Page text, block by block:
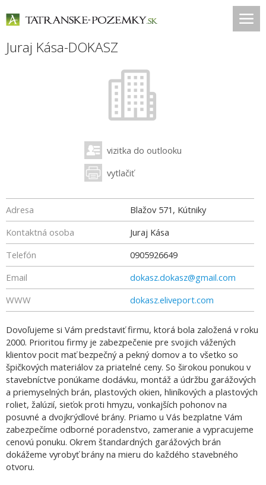
Juraj Kása-DOKASZ
vizitka do outlooku
vytlačiť
Adresa
Blažov 571, Kútniky
Kontaktná osoba
Juraj Kása
Telefón
0905926649
Email
dokasz.dokasz@gmail.com
WWW
dokasz.eliveport.com
Dovoľujeme si Vám predstaviť firmu, ktorá bola založená v roku
2000. Prioritou firmy je zabezpečenie pre svojich vážených
klientov pocit mať bezpečný a pekný domov a to všetko so
špičkových materiálov za priatelné ceny. So širokou ponukou v
stavebníctve ponúkame dodávku, montáž a údržbu garážových
a priemyselných brán, plastových okien, hliníkových a plastových
roliet, žalúzií, sieťok proti hmyzu, vonkajších pohonov na
posuvné a dvojkrýdlové brány. Priamo u Vás bezplatne Vám
zabezpečíme odborné poradenstvo, zameranie a vypracujeme
cenovú ponuku. Okrem štandardných garážových brán
dokážeme vyrobyť brány na mieru do každého stavebného
otvoru.